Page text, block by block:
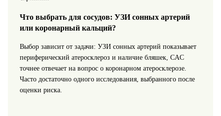
Что выбрать для сосудов: УЗИ сонных артерий
или коронарный кальций?
Выбор зависит от задачи: УЗИ сонных артерий показывает
периферический атеросклероз и наличие бляшек, CAC
точнее отвечает на вопрос о коронарном атеросклерозе.
Часто достаточно одного исследования, выбранного после
оценки риска.